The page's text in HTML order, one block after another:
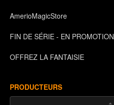
AmerioMagicStore
FIN DE SÉRIE - EN PROMOTION
OFFREZ LA FANTAISIE
PRODUCTEURS